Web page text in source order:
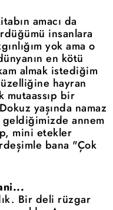
amacı da
insanlara
yok ama o
en kötü
almak istediğim
hayran
mutaassıp bir
yaşında namaz
geldiğimizde annem
mini etekler
bana "Çok
Bir deli rüzgar